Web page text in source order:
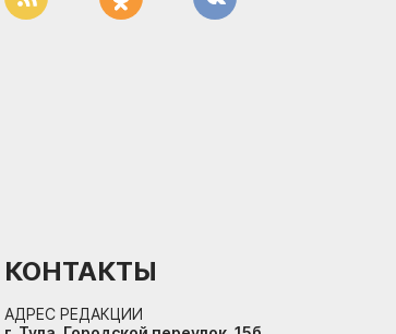
КОНТАКТЫ
АДРЕС РЕДАКЦИИ